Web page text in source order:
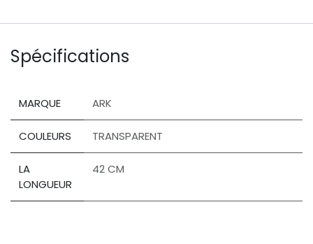
Spécifications
MARQUE ARK
COULEURS TRANSPARENT
LA
LONGUEUR
42 CM